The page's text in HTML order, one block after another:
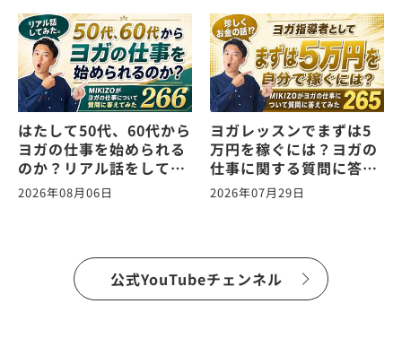
はたして50代、60代から
ヨガの仕事を始められる
のか？リアル話をしてみ
た。ヨガの仕事に関する
質問に答えます！
2026年08月06日
ヨガレッスンでまずは5
万円を稼ぐには？ヨガの
仕事に関する質問に答え
ます！vol.265
2026年07月29日
公式YouTubeチェンネル